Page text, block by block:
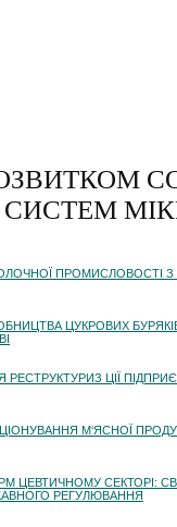
ПРОМИСЛОВОСТІ
ЦУКРОВИХ
ЦІЇ
М‘ЯСНОЇ
ЦЕВТИЧНОМУ СЕКТОРІ:
РЕГУЛЮВАННЯ